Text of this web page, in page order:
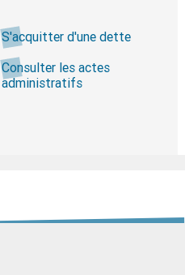
S'acquitter d'une dette
Consulter les actes
administratifs